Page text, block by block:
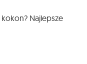
Najlepsze